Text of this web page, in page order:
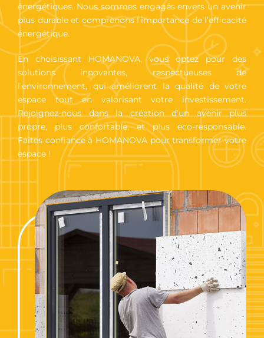
énergétiques. Nous sommes engagés envers un avenir
plus durable et comprenons l’importance de l’efficacité
énergétique.
En choisissant HOMANOVA, vous optez pour des
solutions innovantes, respectueuses de
l’environnement, qui améliorent la qualité de votre
espace tout en valorisant votre investissement.
Rejoignez-nous dans la création d’un avenir plus
propre, plus confortable, et plus éco-responsable.
Faites confiance à HOMANOVA pour transformer votre
espace !